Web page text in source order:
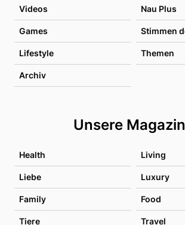
Videos Nau Plus
Games Stimmen
Lifestyle Themen
Archiv
Unsere
Health Living
Liebe Luxury
Family Food
Tiere Travel